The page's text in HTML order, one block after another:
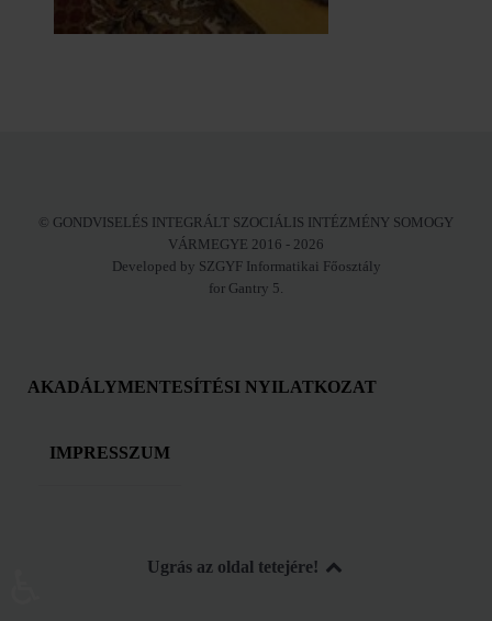
© GONDVISELÉS INTEGRÁLT SZOCIÁLIS INTÉZMÉNY SOMOGY
VÁRMEGYE 2016 - 2026
Developed by SZGYF Informatikai Főosztály
for Gantry 5.
AKADÁLYMENTESÍTÉSI NYILATKOZAT
IMPRESSZUM
Ugrás az oldal tetejére!